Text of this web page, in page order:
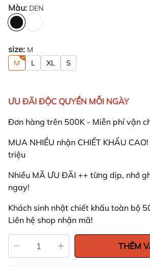
Màu: DEN
size: M
M
L XL S
ƯU ĐÃI ĐỘC QUYỀN MỖI NGÀY
Đơn hàng trên 500K - Miễn phí vận
MUA NHIỀU nhận CHIẾT KHẤU
triệu
Nhiều MÃ ƯU ĐÃI ++ từng dịp, nhớ
ngay!
Khách sinh nhật chiết khấu toàn bộ
Liên hệ shop nhận mã!
THÊM